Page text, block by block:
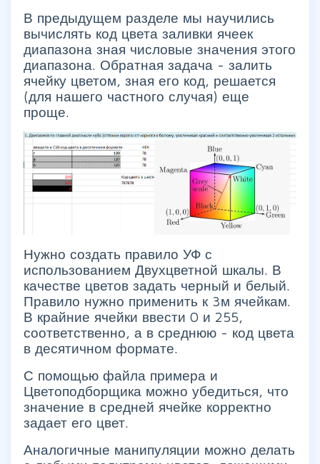
В предыдущем разделе мы научились
вычислять код цвета заливки ячеек
диапазона зная числовые значения этого
диапазона. Обратная задача - залить
ячейку цветом, зная его код, решается
(для нашего частного случая) еще
проще.
Нужно создать правило УФ с
использованием Двухцветной шкалы. В
качестве цветов задать черный и белый.
Правило нужно применить к 3м ячейкам.
В крайние ячейки ввести 0 и 255,
соответственно, а в среднюю - код цвета
в десятичном формате.
С помощью файла примера и
Цветоподборщика можно убедиться, что
значение в средней ячейке корректно
задает его цвет.
Аналогичные манипуляции можно делать